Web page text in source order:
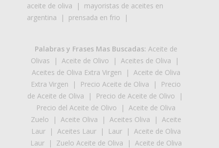
aceite de oliva | mayoristas de aceites en
argentina | prensada en frio |
Palabras y Frases Mas Buscadas: Aceite de
Olivas | Aceite de Olivo | Aceites de Oliva |
Aceites de Oliva Extra Virgen | Aceite de Oliva
Extra Virgen | Precio Aceite de Oliva |
Precio
de Aceite de Oliva | Precio de Aceite de Olivo |
Precio del Aceite de Olivo | Aceite de Oliva
Zuelo | Aceite Oliva | Aceites Oliva | Aceite
Laur| Aceites Laur| Laur| Aceite de Oliva
Laur| Zuelo Aceite de Oliva | Aceite de Oliva